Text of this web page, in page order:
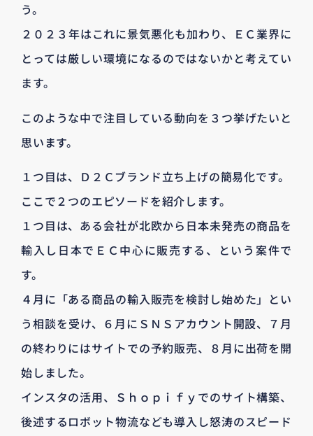
う。
２０２３年はこれに景気悪化も加わり、ＥＣ業界に
とっては厳しい環境になるのではないかと考えてい
ます。
このような中で注目している動向を３つ挙げたいと
思います。
１つ目は、Ｄ２Ｃブランド立ち上げの簡易化です。
ここで２つのエピソードを紹介します。
１つ目は、ある会社が北欧から日本未発売の商品を
輸入し日本でＥＣ中心に販売する、という案件で
す。
４月に「ある商品の輸入販売を検討し始めた」とい
う相談を受け、６月にＳＮＳアカウント開設、７月
の終わりにはサイトでの予約販売、８月に出荷を開
始しました。
インスタの活用、Ｓｈｏｐｉｆｙでのサイト構築、
後述するロボット物流なども導入し怒涛のスピード